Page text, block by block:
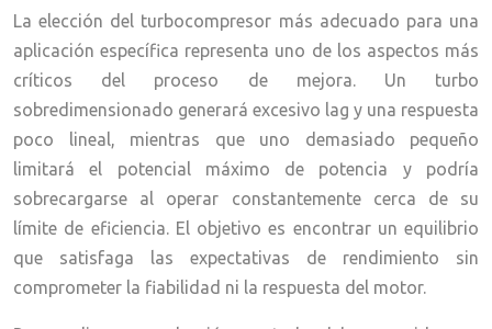
La elección del turbocompresor más adecuado para una
aplicación específica representa uno de los aspectos más
críticos del proceso de mejora. Un turbo
sobredimensionado generará excesivo lag y una respuesta
poco lineal, mientras que uno demasiado pequeño
limitará el potencial máximo de potencia y podría
sobrecargarse al operar constantemente cerca de su
límite de eficiencia. El objetivo es encontrar un equilibrio
que satisfaga las expectativas de rendimiento sin
comprometer la fiabilidad ni la respuesta del motor.